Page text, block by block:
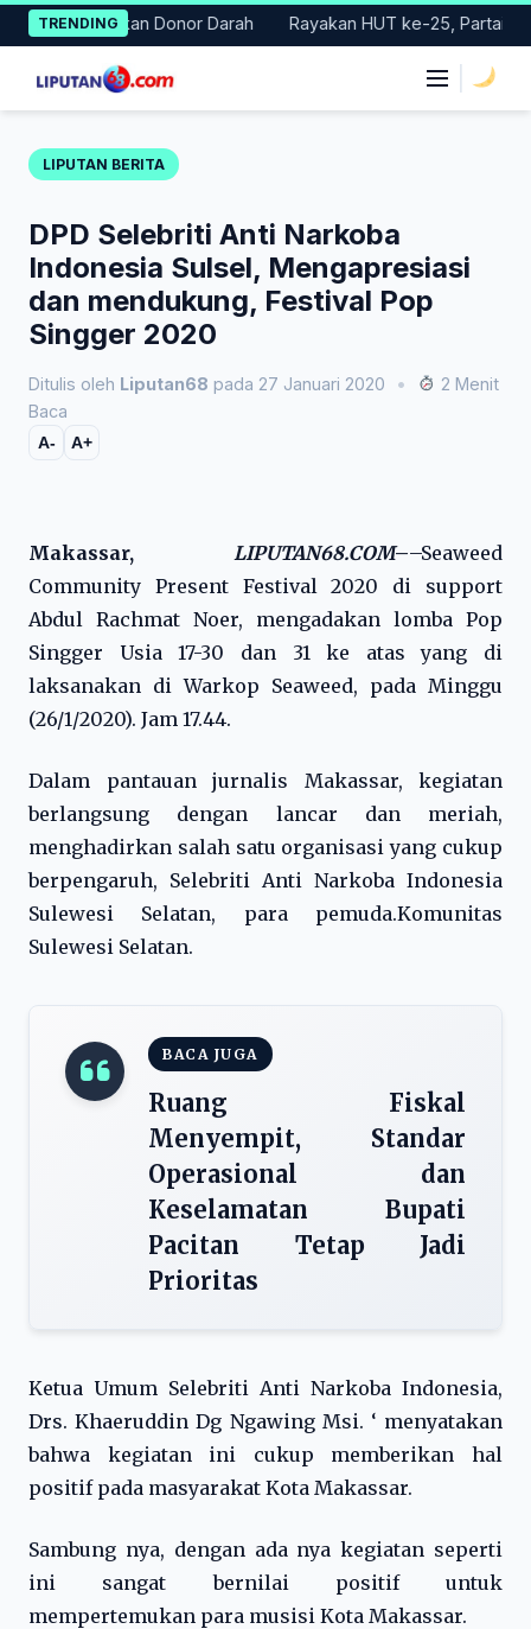
Skip
to
content
TRENDING
Gerakan Donor Darah Rayakan HUT ke-25, Partai
LIPUTAN BERITA
DPD Selebriti Anti Narkoba
Indonesia Sulsel, Mengapresiasi
dan mendukung, Festival Pop
Singger 2020
Ditulis oleh Liputan68 pada 27 Januari 2020 •
2 Menit
Baca
A- A+
Makassar, LIPUTAN68.COM––Seaweed
Community Present Festival 2020 di support
Abdul Rachmat Noer, mengadakan lomba Pop
Singger Usia 17-30 dan 31 ke atas yang di
laksanakan di Warkop Seaweed, pada Minggu
(26/1/2020). Jam 17.44.
Dalam pantauan jurnalis Makassar, kegiatan
berlangsung dengan lancar dan meriah,
menghadirkan salah satu organisasi yang cukup
berpengaruh, Selebriti Anti Narkoba Indonesia
Sulewesi Selatan, para pemuda.Komunitas
Sulewesi Selatan.
BACA JUGA
Ruang Fiskal
Menyempit, Standar
Operasional dan
Keselamatan Bupati
Pacitan Tetap Jadi
Prioritas
Ketua Umum Selebriti Anti Narkoba Indonesia,
Drs. Khaeruddin Dg Ngawing Msi. ‘ menyatakan
bahwa kegiatan ini cukup memberikan hal
positif pada masyarakat Kota Makassar.
Sambung nya, dengan ada nya kegiatan seperti
ini sangat bernilai positif untuk
mempertemukan para musisi Kota Makassar.